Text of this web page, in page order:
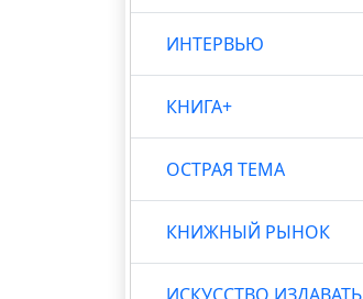
ИНТЕРВЬЮ
КНИГА+
ОСТРАЯ ТЕМА
КНИЖНЫЙ РЫНОК
ИСКУССТВО ИЗДАВАТЬ